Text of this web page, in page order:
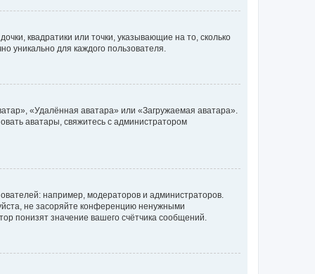
квадратики или точки, указывающие на то, сколько
уникально для каждого пользователя.
«Удалённая аватара» или «Загружаемая аватара».
аватары, свяжитесь с администратором
например, модераторов и администраторов.
не засоряйте конференцию ненужными
понизят значение вашего счётчика сообщений.